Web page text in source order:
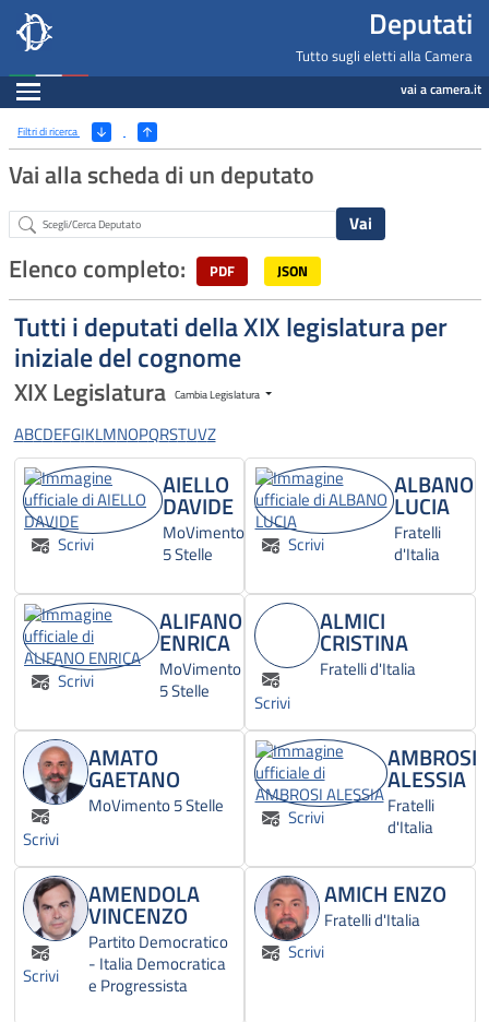
Deputati, Camera dei Deputati -
Salta al contenuto principale
Salta al menu di navigazione Deputati
Tutto sugli eletti alla Camera
Espandi vai a camera.it
Ricerca
Filtri di ricerca (Apri/Chiudi filtri)
Vai alla scheda di un deputato
Abstract
Elenco completo: PDF JSON
Tutti i deputati della XIX legislatura per
iniziale del cognome
XIX Legislatura Cambia Legislatura
ABCDEFGIKLMNOPQRSTUVZ
Scrivi
AIELLO
DAVIDE
MoVimento
5 Stelle
Scrivi
ALBANO
LUCIA
Fratelli
d'Italia
Scrivi
ALIFANO
ENRICA
MoVimento
5 Stelle
Scrivi
ALMICI
CRISTINA
Fratelli d'Italia
Scrivi
AMATO
GAETANO
MoVimento 5 Stelle Scrivi
AMBROSI
ALESSIA
Fratelli
d'Italia
Scrivi
AMENDOLA
VINCENZO
Partito Democratico
- Italia Democratica
e Progressista
Scrivi
AMICH ENZO
Fratelli d'Italia
Navigazione pagine di servizio
Fine pagina
Salta al contenuto principale
Salta al menu di navigazione
Vai a inizio pagina